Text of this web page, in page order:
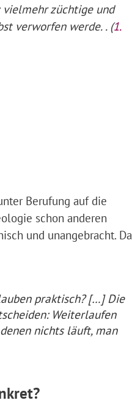
züchtige und
verworfen werde. . (1.
Berufung auf die
schon anderen
und unangebracht. Da
praktisch? […] Die
Weiterlaufen
nichts läuft, man